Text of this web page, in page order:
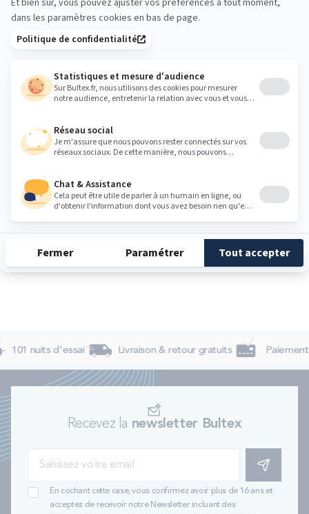
Lundi 09:00 - 12:00 14:00 - 19:00
Mercredi 09:00 - 12:00 14:00 - 19:00
Vendredi 09:00 - 12:00 14:00 - 19:00
Fermé
101 nuits d'essai Livraison & retour gratuits
Recevez la newsletter Bultex
S'INSCRIRE
En cochant cette case, vous confirmez avoir plus de 16 ans et
acceptez de recevoir notre Newsletter incluant des